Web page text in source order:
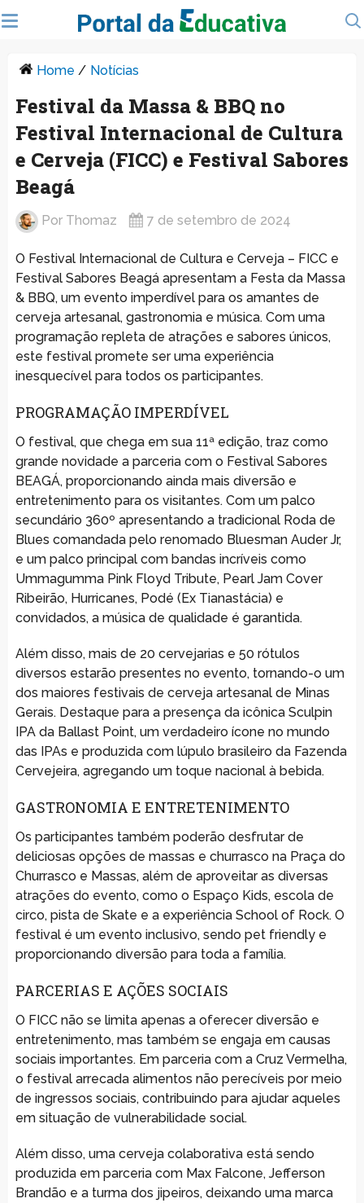
Home / Notícias
Festival da Massa & BBQ no
Festival Internacional de Cultura
e Cerveja (FICC) e Festival Sabores
Beagá
Por Thomaz 7 de setembro de 2024
O Festival Internacional de Cultura e Cerveja – FICC e
Festival Sabores Beagá apresentam a Festa da Massa
& BBQ, um evento imperdível para os amantes de
cerveja artesanal, gastronomia e música. Com uma
programação repleta de atrações e sabores únicos,
este festival promete ser uma experiência
inesquecível para todos os participantes.
PROGRAMAÇÃO IMPERDÍVEL
O festival, que chega em sua 11ª edição, traz como
grande novidade a parceria com o Festival Sabores
BEAGÁ, proporcionando ainda mais diversão e
entretenimento para os visitantes. Com um palco
secundário 360º apresentando a tradicional Roda de
Blues comandada pelo renomado Bluesman Auder Jr,
e um palco principal com bandas incríveis como
Ummagumma Pink Floyd Tribute, Pearl Jam Cover
Ribeirão, Hurricanes, Podé (Ex Tianastácia) e
convidados, a música de qualidade é garantida.
Além disso, mais de 20 cervejarias e 50 rótulos
diversos estarão presentes no evento, tornando-o um
dos maiores festivais de cerveja artesanal de Minas
Gerais. Destaque para a presença da icônica Sculpin
IPA da Ballast Point, um verdadeiro ícone no mundo
das IPAs e produzida com lúpulo brasileiro da Fazenda
Cervejeira, agregando um toque nacional à bebida.
GASTRONOMIA E ENTRETENIMENTO
Os participantes também poderão desfrutar de
deliciosas opções de massas e churrasco na Praça do
Churrasco e Massas, além de aproveitar as diversas
atrações do evento, como o Espaço Kids, escola de
circo, pista de Skate e a experiência School of Rock. O
festival é um evento inclusivo, sendo pet friendly e
proporcionando diversão para toda a família.
PARCERIAS E AÇÕES SOCIAIS
O FICC não se limita apenas a oferecer diversão e
entretenimento, mas também se engaja em causas
sociais importantes. Em parceria com a Cruz Vermelha,
o festival arrecada alimentos não perecíveis por meio
de ingressos sociais, contribuindo para ajudar aqueles
em situação de vulnerabilidade social.
Além disso, uma cerveja colaborativa está sendo
produzida em parceria com Max Falcone, Jefferson
Brandão e a turma dos jipeiros, deixando uma marca